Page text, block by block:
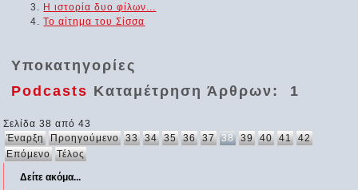
Η ιστορία δυο φίλων...
Το αίτημα του Σίσσα
Υποκατηγορίες
Podcasts Καταμέτρηση Άρθρων: 1
Σελίδα 38 από 43
Έναρξη Προηγούμενο 33 34 35 36 37 38 39 40 41 42
Επόμενο Τέλος
Δείτε ακόμα...